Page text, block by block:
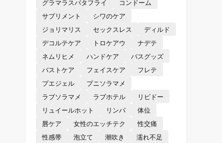
グラマラスバタフライ
コンドーム
サプリメント
シワのケア
ジョリマリス
セックスレス
ディルド
デコルテケア
トロケアウ
ナデテ
ネムリヒメ
ハンドケア
バスグッズ
バストケア
フェイスケア
フレテ
プエジェル
プニソラマメ
ラブソラマメ
ラブホテル
リビドー
リュイールホット
リンパ
体位
唇ケア
女性のエッチテク
性交痛
性感帯
泡立て 潮吹き
濡れ不足